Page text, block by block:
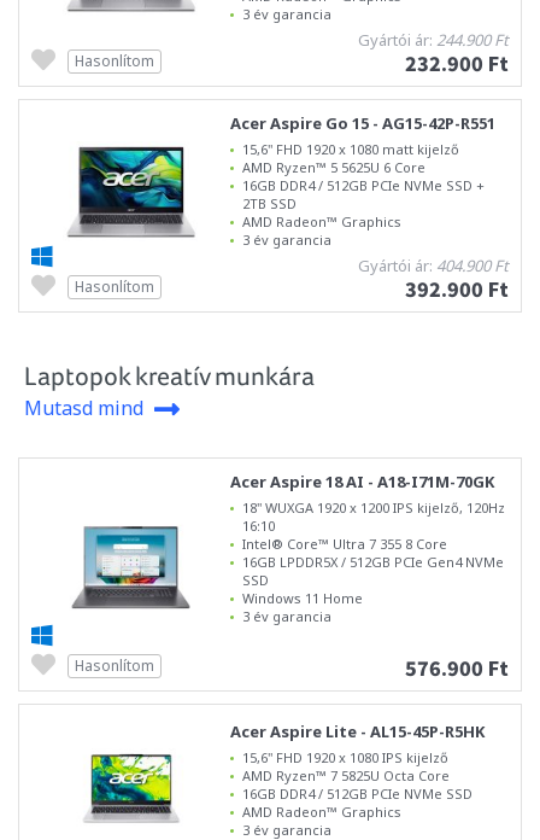
3 év garancia
Gyártói ár: 244.900 Ft
232.900 Ft
Hasonlítom
Acer Aspire Go 15 - AG15-42P-R551
15,6" FHD 1920 x 1080 matt kijelző
AMD Ryzen™ 5 5625U 6 Core
16GB DDR4 / 512GB PCIe NVMe SSD +
2TB SSD
AMD Radeon™ Graphics
3 év garancia
Gyártói ár: 404.900 Ft
392.900 Ft
Hasonlítom
Laptopok kreatív munkára
Mutasd mind
Acer Aspire 18 AI - A18-I71M-70GK
18" WUXGA 1920 x 1200 IPS kijelző, 120Hz
16:10
Intel® Core™ Ultra 7 355 8 Core
16GB LPDDR5X / 512GB PCIe Gen4 NVMe
SSD
Windows 11 Home
3 év garancia
576.900 Ft
Hasonlítom
Acer Aspire Lite - AL15-45P-R5HK
15,6" FHD 1920 x 1080 IPS kijelző
AMD Ryzen™ 7 5825U Octa Core
16GB DDR4 / 512GB PCIe NVMe SSD
AMD Radeon™ Graphics
3 év garancia